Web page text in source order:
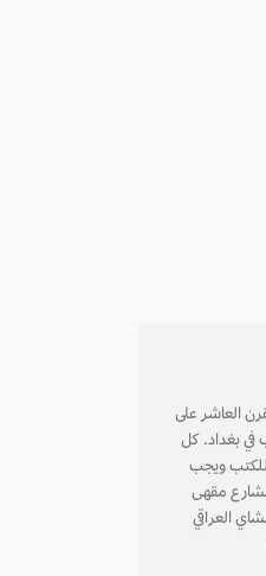
العاشر على
في بغداد. كل
ويجب
مقهى
العراقي